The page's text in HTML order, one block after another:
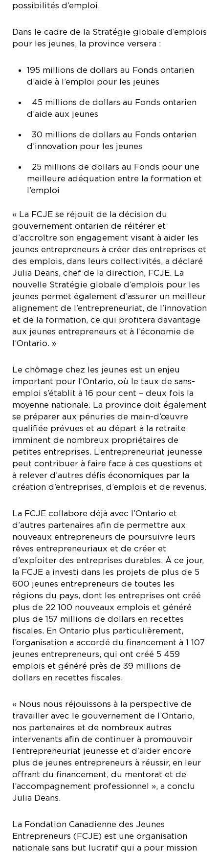
possibilités d’emploi.
Dans le cadre de la Stratégie globale d’emplois
pour les jeunes, la province versera :
195 millions de dollars au Fonds ontarien
d’aide à l’emploi pour les jeunes
45 millions de dollars au Fonds ontarien
d’aide aux jeunes
30 millions de dollars au Fonds ontarien
d’innovation pour les jeunes
25 millions de dollars au Fonds pour une
meilleure adéquation entre la formation et
l’emploi
« La FCJE se réjouit de la décision du
gouvernement ontarien de réitérer et
d’accroître son engagement visant à aider les
jeunes entrepreneurs à créer des entreprises et
des emplois, dans leurs collectivités, a déclaré
Julia Deans, chef de la direction, FCJE. La
nouvelle Stratégie globale d’emplois pour les
jeunes permet également d’assurer un meilleur
alignement de l’entrepreneuriat, de l’innovation
et de la formation, ce qui profitera davantage
aux jeunes entrepreneurs et à l’économie de
l’Ontario. »
Le chômage chez les jeunes est un enjeu
important pour l’Ontario, où le taux de sans-
emploi s’établit à 16 pour cent – deux fois la
moyenne nationale. La province doit également
se préparer aux pénuries de main-d’œuvre
qualifiée prévues et au départ à la retraite
imminent de nombreux propriétaires de
petites entreprises. L’entrepreneuriat jeunesse
peut contribuer à faire face à ces questions et
à relever d’autres défis économiques par la
création d’entreprises, d’emplois et de revenus.
La FCJE collabore déjà avec l’Ontario et
d’autres partenaires afin de permettre aux
nouveaux entrepreneurs de poursuivre leurs
rêves entrepreneuriaux et de créer et
d’exploiter des entreprises durables. À ce jour,
la FCJE a investi dans les projets de plus de 5
600 jeunes entrepreneurs de toutes les
régions du pays, dont les entreprises ont créé
plus de 22 100 nouveaux emplois et généré
plus de 157 millions de dollars en recettes
fiscales. En Ontario plus particulièrement,
l’organisation a accordé du financement à 1 107
jeunes entrepreneurs, qui ont créé 5 459
emplois et généré près de 39 millions de
dollars en recettes fiscales.
« Nous nous réjouissons à la perspective de
travailler avec le gouvernement de l’Ontario,
nos partenaires et de nombreux autres
intervenants afin de continuer à promouvoir
l’entrepreneuriat jeunesse et d’aider encore
plus de jeunes entrepreneurs à réussir, en leur
offrant du financement, du mentorat et de
l’accompagnement professionnel », a conclu
Julia Deans.
La Fondation Canadienne des Jeunes
Entrepreneurs (FCJE) est une organisation
nationale sans but lucratif qui a pour mission